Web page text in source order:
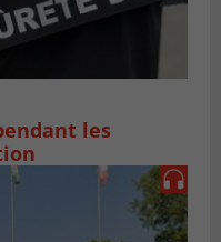
les